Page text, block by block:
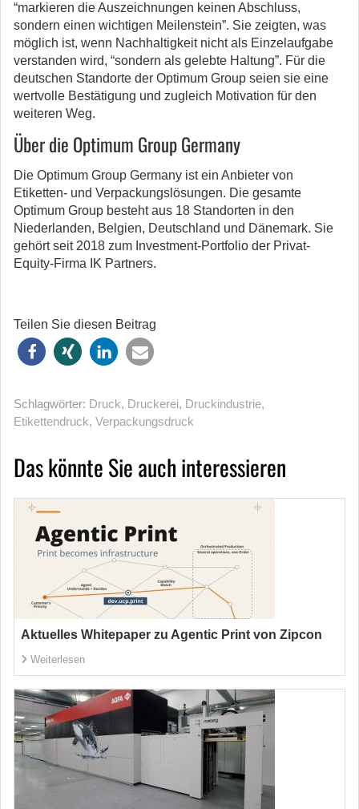
“markieren die Auszeichnungen keinen Abschluss,
sondern einen wichtigen Meilenstein”. Sie zeigten, was
möglich ist, wenn Nachhaltigkeit nicht als Einzelaufgabe
verstanden wird, “sondern als gelebte Haltung”. Für die
deutschen Standorte der Optimum Group seien sie eine
wertvolle Bestätigung und zugleich Motivation für den
weiteren Weg.
Über die Optimum Group Germany
Die Optimum Group Germany ist ein Anbieter von
Etiketten- und Verpackungslösungen. Die gesamte
Optimum Group besteht aus 18 Standorten in den
Niederlanden, Belgien, Deutschland und Dänemark. Sie
gehört seit 2018 zum Investment-Portfolio der Privat-
Equity-Firma IK Partners.
Teilen Sie diesen Beitrag
Schlagwörter: Druck, Druckerei, Druckindustrie,
Etikettendruck, Verpackungsdruck
Das könnte Sie auch interessieren
Aktuelles Whitepaper zu Agentic Print von Zipcon
Weiterlesen